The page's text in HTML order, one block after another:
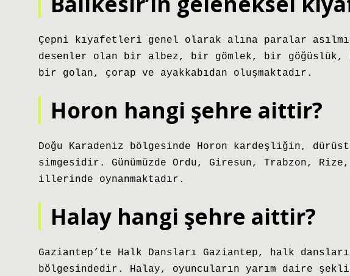
Çepni kıyafetleri genel olarak alına paralar
desenler olan bir albez, bir gömlek, bir
bir golan, çorap ve ayakkabıdan oluşmaktadır.
Horon hangi şehre aittir?
Doğu Karadeniz bölgesinde Horon kardeşliğin,
simgesidir. Günümüzde Ordu, Giresun, Trabzon,
illerinde oynanmaktadır.
Halay hangi şehre aittir?
Gaziantep’te Halk Dansları Gaziantep, halk dansları
bölgesindedir. Halay, oyuncuların yarım daire